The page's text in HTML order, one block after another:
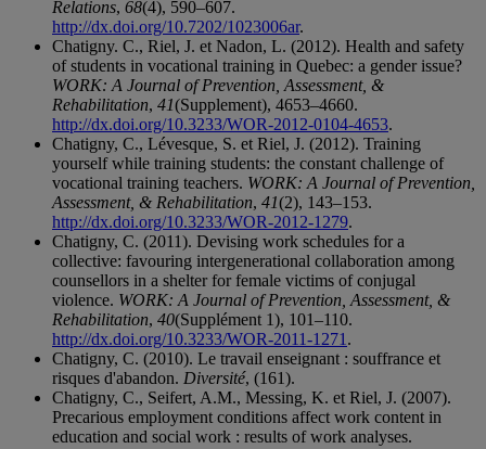
Relations, 68(4), 590–607.
http://dx.doi.org/10.7202/1023006ar.
Chatigny. C., Riel, J. et Nadon, L. (2012). Health and safety
of students in vocational training in Quebec: a gender issue?
WORK: A Journal of Prevention, Assessment, &
Rehabilitation, 41(Supplement), 4653–4660.
http://dx.doi.org/10.3233/WOR-2012-0104-4653.
Chatigny, C., Lévesque, S. et Riel, J. (2012). Training
yourself while training students: the constant challenge of
vocational training teachers. WORK: A Journal of Prevention,
Assessment, & Rehabilitation, 41(2), 143–153.
http://dx.doi.org/10.3233/WOR-2012-1279.
Chatigny, C. (2011). Devising work schedules for a
collective: favouring intergenerational collaboration among
counsellors in a shelter for female victims of conjugal
violence. WORK: A Journal of Prevention, Assessment, &
Rehabilitation, 40(Supplément 1), 101–110.
http://dx.doi.org/10.3233/WOR-2011-1271 .
Chatigny, C. (2010). Le travail enseignant : souffrance et
risques d'abandon. Diversité, (161).
Chatigny, C., Seifert, A.M., Messing, K. et Riel, J. (2007).
Precarious employment conditions affect work content in
education and social work : results of work analyses.